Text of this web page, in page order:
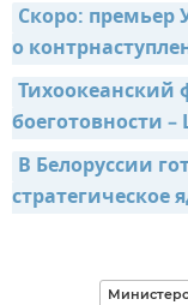
Скоро: премьер
о
Тихоокеанский
боеготовности
В Белоруссии
стратегическое